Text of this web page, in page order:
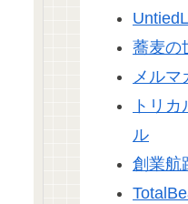
蕎麦の
メルマ
トリ
ル
創業航